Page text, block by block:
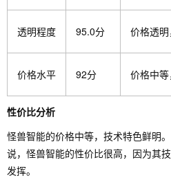
透明程度 95.0分 价格透
价格水平 92分 价格中
性价比分析
怪兽智能的价格中等，技术特色鲜明
说，怪兽智能的性价比很高，因为其
发挥。